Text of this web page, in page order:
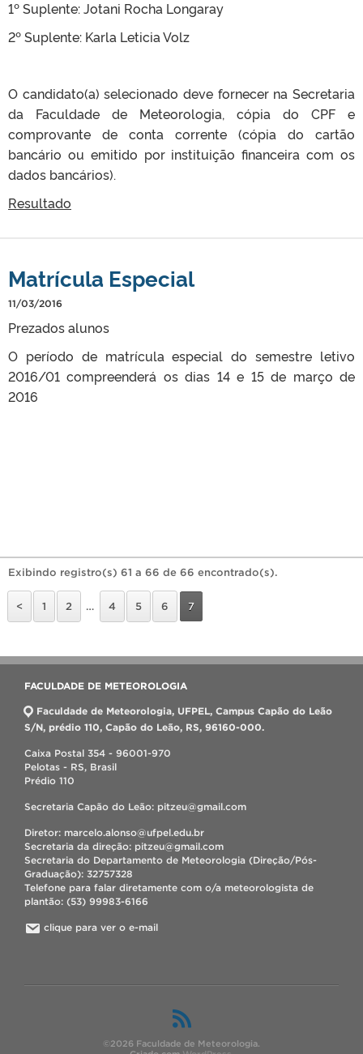
1º Suplente: Jotani Rocha Longaray
2º Suplente: Karla Leticia Volz
O candidato(a) selecionado deve fornecer na Secretaria
da Faculdade de Meteorologia, cópia do CPF e
comprovante de conta corrente (cópia do cartão
bancário ou emitido por instituição financeira com os
dados bancários).
Resultado
Matrícula Especial
11/03/2016
Prezados alunos
O período de matrícula especial do semestre letivo
2016/01 compreenderá os dias 14 e 15 de março de
2016
Exibindo registro(s) 61 a 66 de 66 encontrado(s).
< 1 2 … 4 5 6 7
FACULDADE DE METEOROLOGIA
Faculdade de Meteorologia, UFPEL, Campus Capão do Leão
S/N, prédio 110, Capão do Leão, RS, 96160-000.
Caixa Postal 354 - 96001-970
Pelotas - RS, Brasil
Prédio 110
Secretaria Capão do Leão: pitzeu@gmail.com
Diretor: marcelo.alonso@ufpel.edu.br
Secretaria da direção: pitzeu@gmail.com
Secretaria do Departamento de Meteorologia (Direção/Pós-
Graduação): 32757328
Telefone para falar diretamente com o/a meteorologista de
plantão: (53) 99983-6166
clique para ver o e-mail
©2026 Faculdade de Meteorologia.